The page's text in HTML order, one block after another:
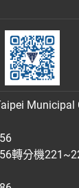
Municipal
轉分機